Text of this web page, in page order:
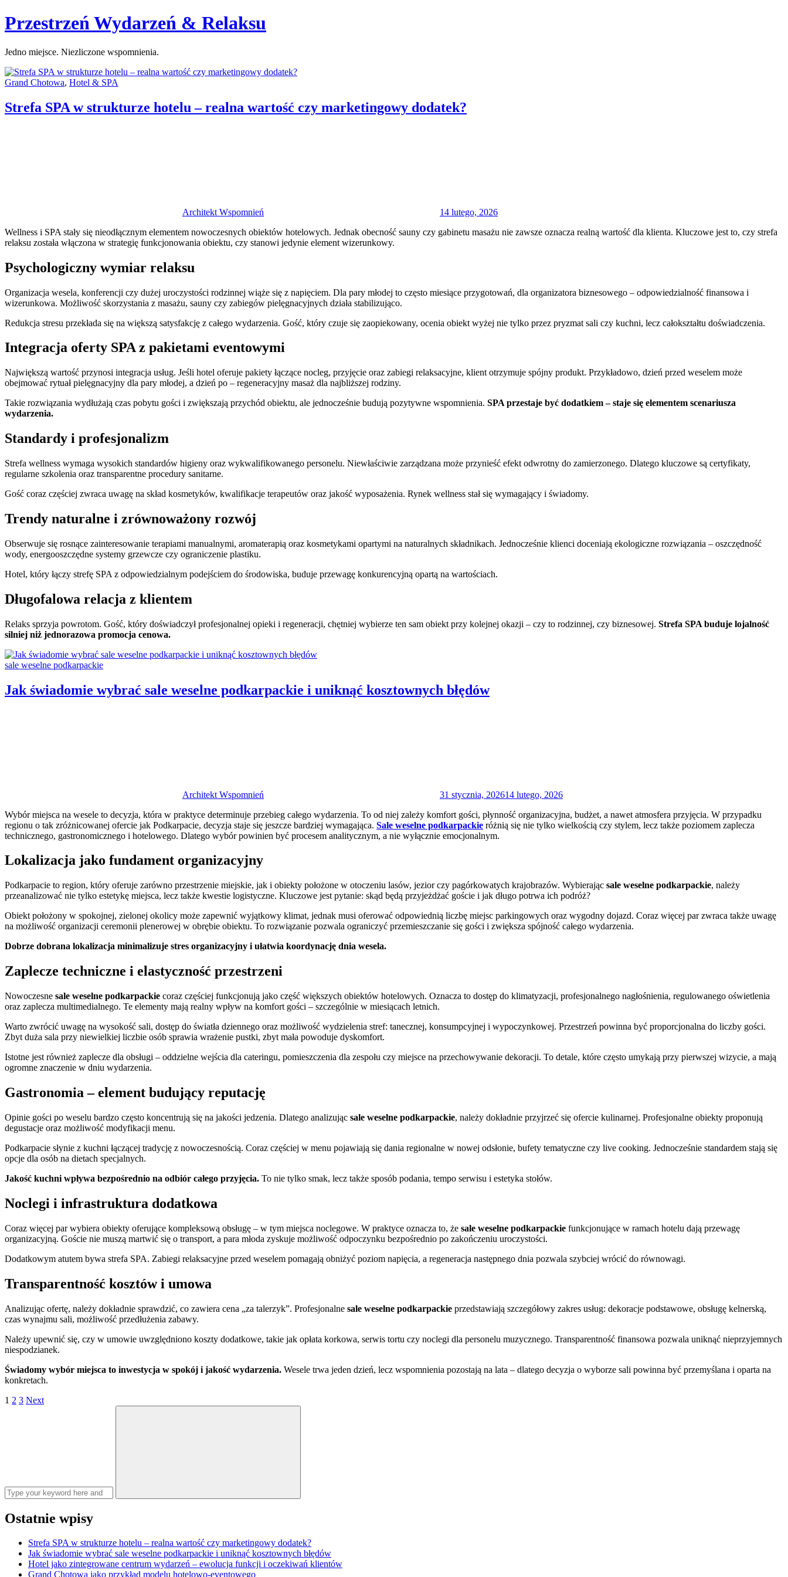
Skip
to
Przestrzeń Wydarzeń & Relaksu
Jedno miejsce. Niezliczone wspomnienia.
Categories:
Grand Chotowa, Hotel & SPA
Strefa SPA w strukturze hotelu – realna wartość czy marketingowy dodatek?
Architekt Wspomnień
14 lutego, 2026
Wellness i SPA stały się nieodłącznym elementem nowoczesnych obiektów hotelowych. Jednak obecność sauny czy gabinetu masażu nie zawsze oznacza realną wartość dla klienta. Kluczowe jest to, czy strefa
relaksu została włączona w strategię funkcjonowania obiektu, czy stanowi jedynie element wizerunkowy.
Psychologiczny wymiar relaksu
Organizacja wesela, konferencji czy dużej uroczystości rodzinnej wiąże się z napięciem. Dla pary młodej to często miesiące przygotowań, dla organizatora biznesowego – odpowiedzialność finansowa i
wizerunkowa. Możliwość skorzystania z masażu, sauny czy zabiegów pielęgnacyjnych działa stabilizująco.
Redukcja stresu przekłada się na większą satysfakcję z całego wydarzenia. Gość, który czuje się zaopiekowany, ocenia obiekt wyżej nie tylko przez pryzmat sali czy kuchni, lecz całokształtu doświadczenia.
Integracja oferty SPA z pakietami eventowymi
Największą wartość przynosi integracja usług. Jeśli hotel oferuje pakiety łączące nocleg, przyjęcie oraz zabiegi relaksacyjne, klient otrzymuje spójny produkt. Przykładowo, dzień przed weselem może
obejmować rytuał pielęgnacyjny dla pary młodej, a dzień po – regeneracyjny masaż dla najbliższej rodziny.
Takie rozwiązania wydłużają czas pobytu gości i zwiększają przychód obiektu, ale jednocześnie budują pozytywne wspomnienia. SPA przestaje być dodatkiem – staje się elementem scenariusza
wydarzenia.
Standardy i profesjonalizm
Strefa wellness wymaga wysokich standardów higieny oraz wykwalifikowanego personelu. Niewłaściwie zarządzana może przynieść efekt odwrotny do zamierzonego. Dlatego kluczowe są certyfikaty,
regularne szkolenia oraz transparentne procedury sanitarne.
Gość coraz częściej zwraca uwagę na skład kosmetyków, kwalifikacje terapeutów oraz jakość wyposażenia. Rynek wellness stał się wymagający i świadomy.
Trendy naturalne i zrównoważony rozwój
Obserwuje się rosnące zainteresowanie terapiami manualnymi, aromaterapią oraz kosmetykami opartymi na naturalnych składnikach. Jednocześnie klienci doceniają ekologiczne rozwiązania – oszczędność
wody, energooszczędne systemy grzewcze czy ograniczenie plastiku.
Hotel, który łączy strefę SPA z odpowiedzialnym podejściem do środowiska, buduje przewagę konkurencyjną opartą na wartościach.
Długofalowa relacja z klientem
Relaks sprzyja powrotom. Gość, który doświadczył profesjonalnej opieki i regeneracji, chętniej wybierze ten sam obiekt przy kolejnej okazji – czy to rodzinnej, czy biznesowej. Strefa SPA buduje lojalność
silniej niż jednorazowa promocja cenowa.
Categories:
sale weselne podkarpackie
Jak świadomie wybrać sale weselne podkarpackie i uniknąć kosztownych błędów
Architekt Wspomnień 31 stycznia, 202614 lutego, 2026
Wybór miejsca na wesele to decyzja, która w praktyce determinuje przebieg całego wydarzenia. To od niej zależy komfort gości, płynność organizacyjna, budżet, a nawet atmosfera przyjęcia. W przypadku
regionu o tak zróżnicowanej ofercie jak Podkarpacie, decyzja staje się jeszcze bardziej wymagająca. Sale weselne podkarpackie różnią się nie tylko wielkością czy stylem, lecz także poziomem zaplecza
technicznego, gastronomicznego i hotelowego. Dlatego wybór powinien być procesem analitycznym, a nie wyłącznie emocjonalnym.
Lokalizacja jako fundament organizacyjny
Podkarpacie to region, który oferuje zarówno przestrzenie miejskie, jak i obiekty położone w otoczeniu lasów, jezior czy pagórkowatych krajobrazów. Wybierając sale weselne podkarpackie, należy
przeanalizować nie tylko estetykę miejsca, lecz także kwestie logistyczne. Kluczowe jest pytanie: skąd będą przyjeżdżać goście i jak długo potrwa ich podróż?
Obiekt położony w spokojnej, zielonej okolicy może zapewnić wyjątkowy klimat, jednak musi oferować odpowiednią liczbę miejsc parkingowych oraz wygodny dojazd. Coraz więcej par zwraca także uwagę
na możliwość organizacji ceremonii plenerowej w obrębie obiektu. To rozwiązanie pozwala ograniczyć przemieszczanie się gości i zwiększa spójność całego wydarzenia.
Dobrze dobrana lokalizacja minimalizuje stres organizacyjny i ułatwia koordynację dnia wesela.
Zaplecze techniczne i elastyczność przestrzeni
Nowoczesne sale weselne podkarpackie coraz częściej funkcjonują jako część większych obiektów hotelowych. Oznacza to dostęp do klimatyzacji, profesjonalnego nagłośnienia, regulowanego oświetlenia
oraz zaplecza multimedialnego. Te elementy mają realny wpływ na komfort gości – szczególnie w miesiącach letnich.
Warto zwrócić uwagę na wysokość sali, dostęp do światła dziennego oraz możliwość wydzielenia stref: tanecznej, konsumpcyjnej i wypoczynkowej. Przestrzeń powinna być proporcjonalna do liczby gości.
Zbyt duża sala przy niewielkiej liczbie osób sprawia wrażenie pustki, zbyt mała powoduje dyskomfort.
Istotne jest również zaplecze dla obsługi – oddzielne wejścia dla cateringu, pomieszczenia dla zespołu czy miejsce na przechowywanie dekoracji. To detale, które często umykają przy pierwszej wizycie, a mają
ogromne znaczenie w dniu wydarzenia.
Gastronomia – element budujący reputację
Opinie gości po weselu bardzo często koncentrują się na jakości jedzenia. Dlatego analizując sale weselne podkarpackie, należy dokładnie przyjrzeć się ofercie kulinarnej. Profesjonalne obiekty proponują
degustacje oraz możliwość modyfikacji menu.
Podkarpacie słynie z kuchni łączącej tradycję z nowoczesnością. Coraz częściej w menu pojawiają się dania regionalne w nowej odsłonie, bufety tematyczne czy live cooking. Jednocześnie standardem stają się
opcje dla osób na dietach specjalnych.
Jakość kuchni wpływa bezpośrednio na odbiór całego przyjęcia. To nie tylko smak, lecz także sposób podania, tempo serwisu i estetyka stołów.
Noclegi i infrastruktura dodatkowa
Coraz więcej par wybiera obiekty oferujące kompleksową obsługę – w tym miejsca noclegowe. W praktyce oznacza to, że sale weselne podkarpackie funkcjonujące w ramach hotelu dają przewagę
organizacyjną. Goście nie muszą martwić się o transport, a para młoda zyskuje możliwość odpoczynku bezpośrednio po zakończeniu uroczystości.
Dodatkowym atutem bywa strefa SPA. Zabiegi relaksacyjne przed weselem pomagają obniżyć poziom napięcia, a regeneracja następnego dnia pozwala szybciej wrócić do równowagi.
Transparentność kosztów i umowa
Analizując ofertę, należy dokładnie sprawdzić, co zawiera cena „za talerzyk”. Profesjonalne sale weselne podkarpackie przedstawiają szczegółowy zakres usług: dekoracje podstawowe, obsługę kelnerską,
czas wynajmu sali, możliwość przedłużenia zabawy.
Należy upewnić się, czy w umowie uwzględniono koszty dodatkowe, takie jak opłata korkowa, serwis tortu czy noclegi dla personelu muzycznego. Transparentność finansowa pozwala uniknąć nieprzyjemnych
niespodzianek.
Świadomy wybór miejsca to inwestycja w spokój i jakość wydarzenia. Wesele trwa jeden dzień, lecz wspomnienia pozostają na lata – dlatego decyzja o wyborze sali powinna być przemyślana i oparta na
konkretach.
Stronicowanie
Page
1 Page
2 Page
3 Next
Ostatnie wpisy
Strefa SPA w strukturze hotelu – realna wartość czy marketingowy dodatek?
Jak świadomie wybrać sale weselne podkarpackie i uniknąć kosztownych błędów
Hotel jako zintegrowane centrum wydarzeń – ewolucja funkcji i oczekiwań klientów
Grand Chotowa jako przykład modelu hotelowo-eventowego